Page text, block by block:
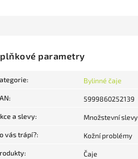
parametry
: Bylinné čaje
: 5999860252139
a slevy: Množstevní slevy
vás trápí?: Kožní problémy
: Čaje